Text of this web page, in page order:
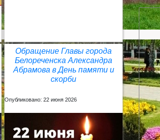
Обращение Главы города
Белореченска Александра
Абрамова в День памяти и
скорби
Опубликовано: 22 июня 2026